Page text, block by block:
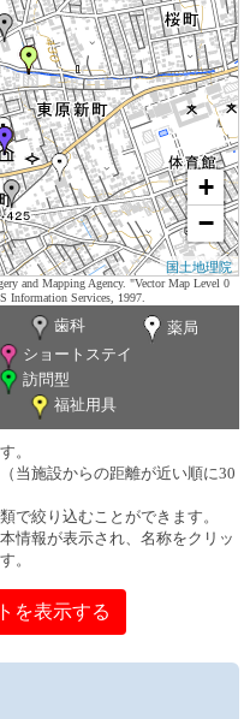
+
−
国土地理院
and Mapping Agency. "Vector Map Level 0
Information Services, 1997.
歯科
薬局
ショートステイ
訪問型
福祉用具
。
当施設からの距離が近い順に30
で絞り込むことができます。
情報が表示され、名称をクリッ
。
を表示する